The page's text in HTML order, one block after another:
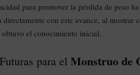
para promover la pérdida de peso
directamente con este avance, al
obtuvo el conocimiento inicial.
para el Monstruo de